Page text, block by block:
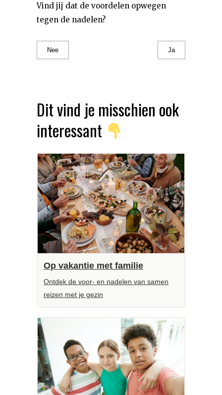
Vind jij dat de voordelen opwegen
tegen de nadelen?
Nee Ja
Dit vind je misschien ook
interessant
Op vakantie met familie
Ontdek de voor- en nadelen van samen
reizen met je gezin